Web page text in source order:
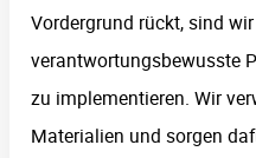
Vordergrund rückt, sind
verantwortungsbewusste
zu implementieren. Wir
Materialien und sorgen